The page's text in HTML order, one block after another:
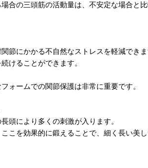
合の三頭筋の活動量は、不安定な場合と
節にかかる不自然なストレスを軽減でき
けることができます。
ォームでの関節保護は非常に重要です。
頭により多くの刺激が入ります。
こを効果的に鍛えることで、細く長い美